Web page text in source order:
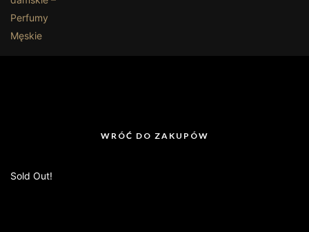
WRÓĆ DO ZAKUPÓW
Sold Out!